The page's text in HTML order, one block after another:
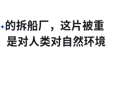
的拆船厂，这片被重
是对人类对自然环境